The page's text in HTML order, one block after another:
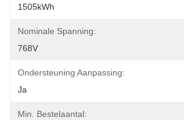
1505kWh
Nominale Spanning:
768V
Ondersteuning Aanpassing:
Ja
Min. Bestelaantal: